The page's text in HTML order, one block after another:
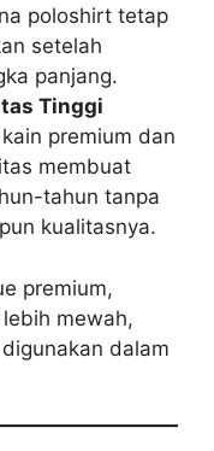
poloshirt tetap
setelah
panjang.
Tinggi
premium dan
membuat
tahun tanpa
kualitasnya.
premium,
mewah,
dalam